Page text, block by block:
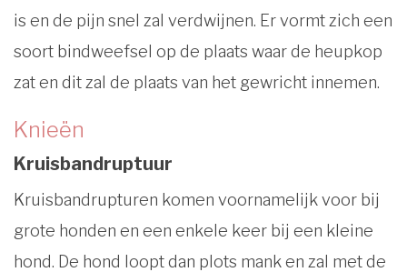
is en de pijn snel zal verdwijnen. Er vormt zich een
soort bindweefsel op de plaats waar de heupkop
zat en dit zal de plaats van het gewricht innemen.
Knieën
Kruisbandruptuur
Kruisbandrupturen komen voornamelijk voor bij
grote honden en een enkele keer bij een kleine
hond. De hond loopt dan plots mank en zal met de